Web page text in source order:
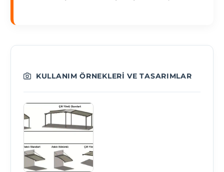
KULLANIM ÖRNEKLERI VE TASARIMLAR